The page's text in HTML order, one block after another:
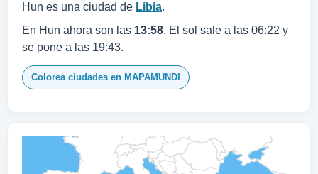
Hun es una ciudad de Libia.
En Hun ahora son las 13:58. El sol sale a las 06:22 y
se pone a las 19:43.
Colorea ciudades en MAPAMUNDI